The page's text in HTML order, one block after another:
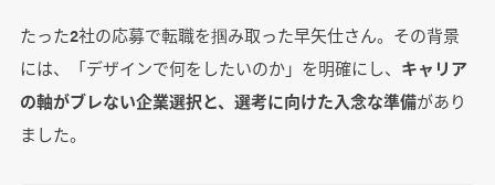
たった2社の応募で転職を掴み取った早矢仕さん。その背景
には、「デザインで何をしたいのか」を明確にし、 キャリア
の軸がブレない企業選択と、選考に向けた入念な準備があり
ました。